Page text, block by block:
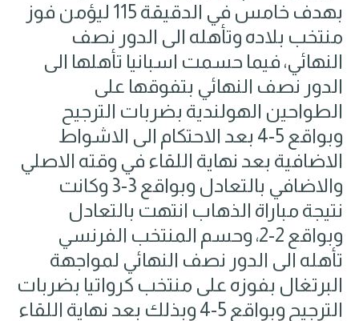
بهدف خامس في الدقيقة 115 ليؤمن فوز
منتخب بلاده وتأهله الى الدور نصف
النهائي، فيما حسمت اسبانيا تأهلها الى
الدور نصف النهائي بتفوقها على
الطواحين الهولندية بضربات الترجيح
وبواقع 5-4 بعد الاحتكام الى الاشواط
الاضافية بعد نهاية اللقاء في وقته الاصلي
والاضافي بالتعادل وبواقع 3-3 وكانت
نتيجة مباراة الذهاب انتهت بالتعادل
وبواقع 2-2، وحسم المنتخب الفرنسي
تأهله الى الدور نصف النهائي لمواجهة
البرتغال بفوزه على منتخب ​كرواتيا​ بضربات
الترجيح وبواقع 5-4 وبذلك بعد نهاية اللقاء